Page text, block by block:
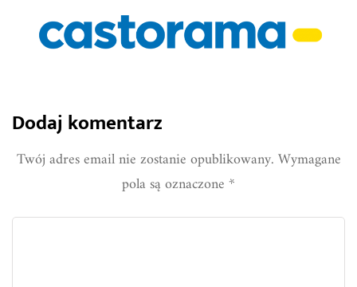
Dodaj komentarz
Twój adres email nie zostanie opublikowany.Wymagane
pola są oznaczone*